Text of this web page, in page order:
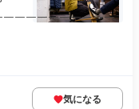
￣￣￣￣￣￣￣￣￣
気になる